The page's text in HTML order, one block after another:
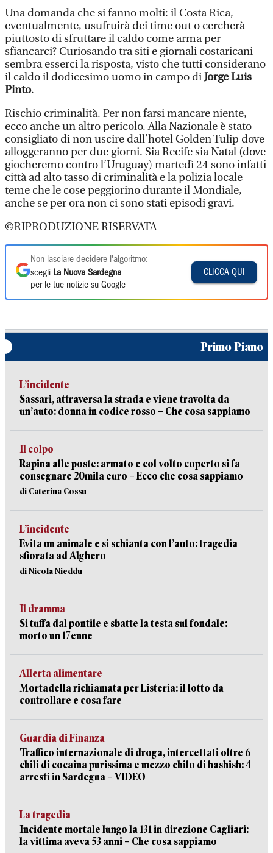
Una domanda che si fanno molti: il Costa Rica,
eventualmente, usufruirà dei time out o cercherà
piuttosto di sfruttare il caldo come arma per
sfiancarci? Curiosando tra siti e giornali costaricani
sembra esserci la risposta, visto che tutti considerano
il caldo il dodicesimo uomo in campo diJorge Luis
Pinto.
Rischio criminalità. Per non farsi mancare niente,
ecco anche un altro pericolo. Alla Nazionale è stato
consigliato di non uscire dall’hotel Golden Tulip dove
alloggeranno per due giorni. Sia Recife sia Natal (dove
giocheremo contro l’Uruguay) martedì 24 sono infatti
città ad alto tasso di criminalità e la polizia locale
teme che le cose peggiorino durante il Mondiale,
anche se per ora non ci sono stati episodi gravi.
©RIPRODUZIONE RISERVATA
Non lasciare decidere l'algoritmo:
scegli La Nuova Sardegna
per le tue notizie su Google
CLICCA QUI
Primo Piano
L’incidente
Sassari, attraversa la strada e viene travolta da
un’auto: donna in codice rosso – Che cosa sappiamo
Il colpo
Rapina alle poste: armato e col volto coperto si fa
consegnare 20mila euro – Ecco che cosa sappiamo
di Caterina Cossu
L’incidente
Evita un animale e si schianta con l’auto: tragedia
sfiorata ad Alghero
di Nicola Nieddu
Il dramma
Si tuffa dal pontile e sbatte la testa sul fondale:
morto un 17enne
Allerta alimentare
Mortadella richiamata per Listeria: il lotto da
controllare e cosa fare
Guardia di Finanza
Traffico internazionale di droga, intercettati oltre 6
chili di cocaina purissima e mezzo chilo di hashish: 4
arresti in Sardegna – VIDEO
La tragedia
Incidente mortale lungo la 131 in direzione Cagliari:
la vittima aveva 53 anni – Che cosa sappiamo